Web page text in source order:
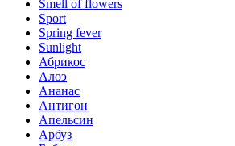
Smell of flowers
Sport
Spring fever
Sunlight
Абрикос
Алоэ
Ананас
Антигон
Апельсин
Арбуз